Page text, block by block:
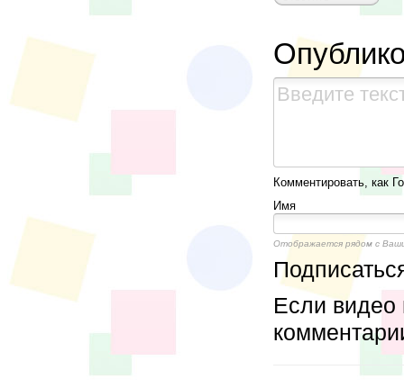
Комментировать, как
Имя
Отображается рядом с
Если видео